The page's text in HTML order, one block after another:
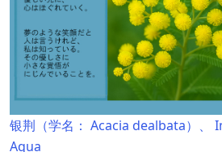
银荆（学名： Acacia dealbata）、
Aqua